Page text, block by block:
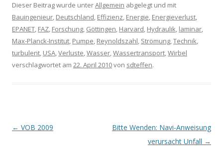
Dieser Beitrag wurde unterAllgemein abgelegt und mit
Bauingenieur, Deutschland, Effizienz, Energie, Energieverlust,
EPANET, FAZ, Forschung, Göttingen, Harvard, Hydraulik, laminar,
Max-Planck-Institut, Pumpe, Reynoldszahl, Strömung,Technik,
turbulent, USA,Verluste,Wasser,Wassertransport,Wirbel
verschlagwortet am 22. April 2010von sdteffen.
Artikel-Navigation
← VOB 2009
Bitte Wenden: Navi-Anweisung
verursacht Unfall →